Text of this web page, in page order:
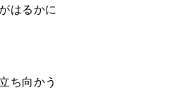
はるかに
ち向かう